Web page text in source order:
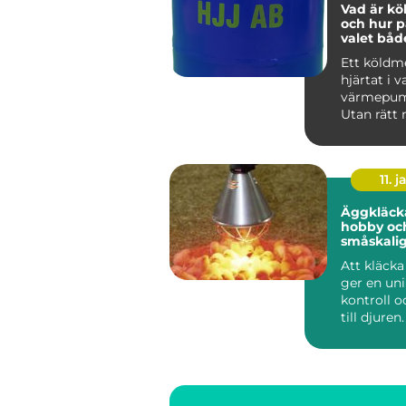
Vad är
och hur
valet
miljön?
Ett
hjärtat i
Utan rätt
11.
hobby
småskalig
lyckas
första
Att
ger en
kontroll
till djuren.